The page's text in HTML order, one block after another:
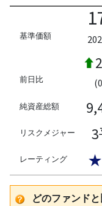
基準価額
前日比
純資産総額
リスクメジャー
レーティング
どのファンド